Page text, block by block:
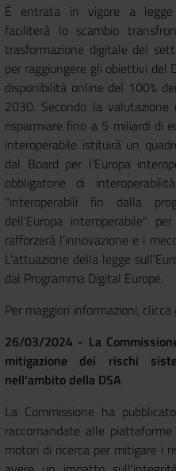
È entrata in vigore a legge
faciliterà lo scambio
trasformazione digitale del
per raggiungere gli obiettivi del
disponibilità online del 100%
2030. Secondo la
risparmiare fino a 5 miliardi di
interoperabile istituirà un
dal Board per l'Europa
obbligatorie di
"interoperabili fin dalla
dell'Europa interoperabile"
rafforzerà l'innovazione e i
L'attuazione della legge
dal Programma Digital Europe.
Per maggiori informazioni, clicca
26/03/2024 - La
mitigazione dei rischi
nell'ambito della DSA
La Commissione ha
raccomandate alle
motori di ricerca per mitigare i